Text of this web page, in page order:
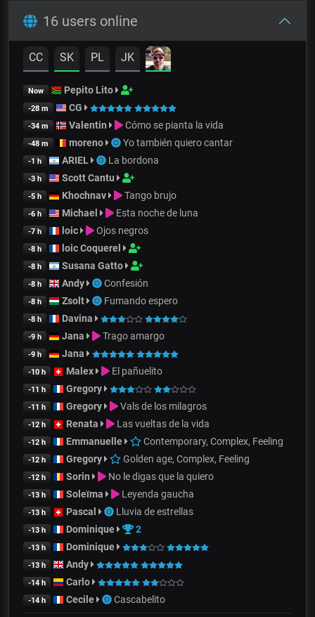
16 users online
CC SK PL JK
Now Pepito Lito
-28 m CG
-34 m Valentin Cómo se pianta la vida
-48 m moreno Yo también quiero cantar
-1 h ARIEL La bordona
-3 h Scott Cantu
-5 h Khochnav Tango brujo
-6 h Michael Esta noche de luna
-7 h loic Ojos negros
-8 h loic Coquerel
-8 h Susana Gatto
-8 h Andy Confesión
-8 h Zsolt Fumando espero
-8 h Davina
-9 h Jana Trago amargo
-9 h Jana
-10 h Malex El pañuelito
-11 h Gregory
-11 h Gregory Vals de los milagros
-12 h Renata Las vueltas de la vida
-12 h Emmanuelle Contemporary, Complex, Feeling
-12 h Gregory Golden age, Complex, Feeling
-12 h Sorin No le digas que la quiero
-13 h Soleïma Leyenda gaucha
-13 h Pascal Lluvia de estrellas
-13 h Dominique 2
-13 h Dominique
-13 h Andy
-14 h Carlo
-14 h Cecile Cascabelito